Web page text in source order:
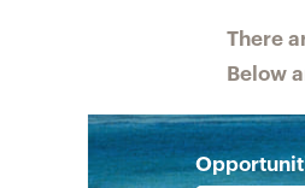
There
Below